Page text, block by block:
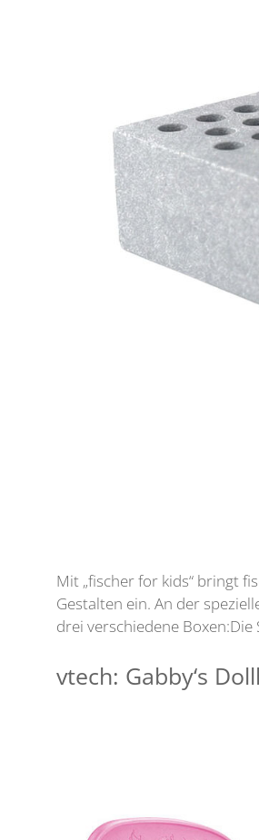
Mit „fischer for kids“ bringt
Gestalten ein. An der
drei verschiedene
vtech: Gabby‘s